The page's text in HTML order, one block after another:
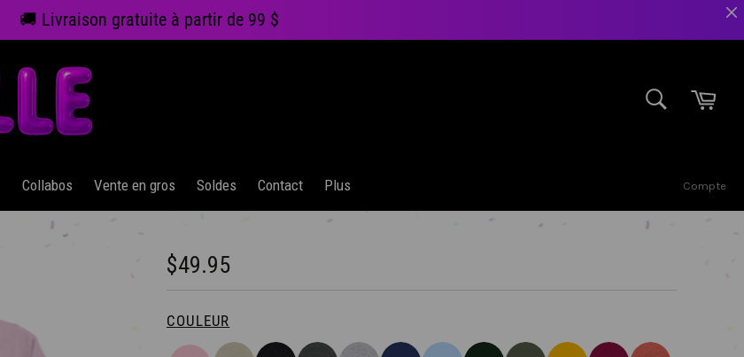
🚚 Livraison gratuite à partir de 99 $
RECHERCHE
Collabos Vente en gros Soldes Contact Plus Compte
$49.95
COULEUR